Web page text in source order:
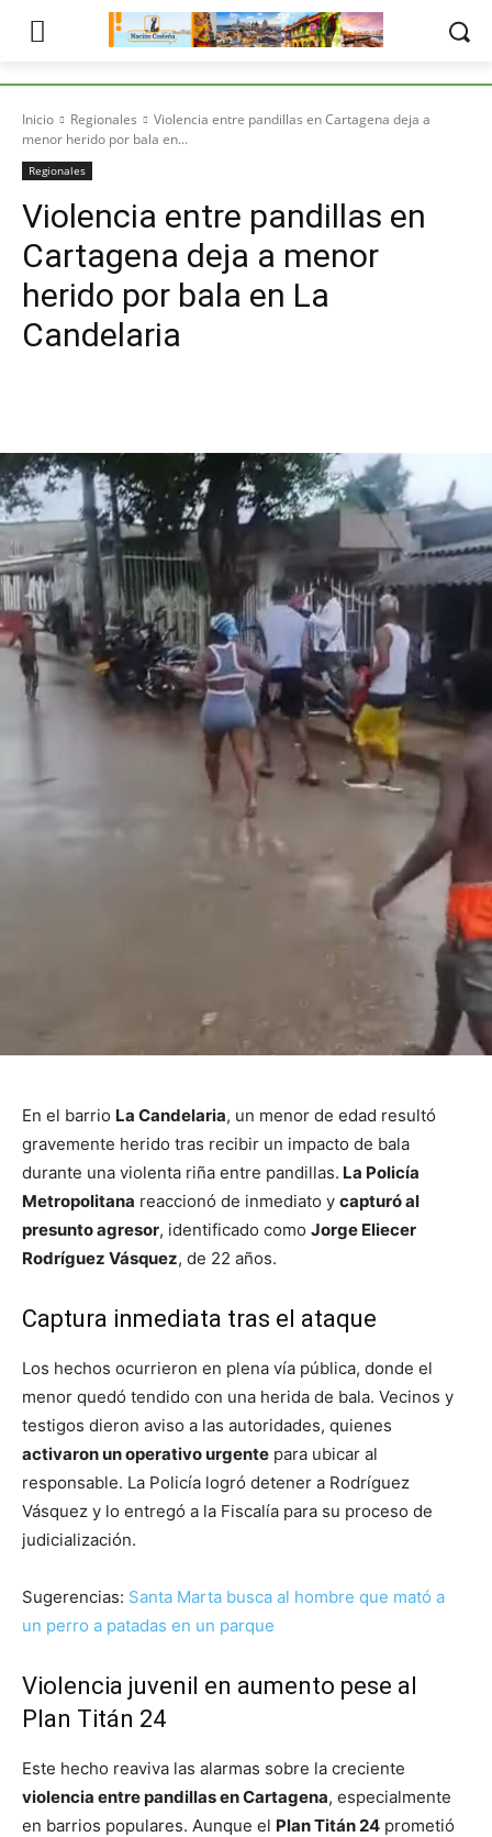
Inicio Regionales
Violencia entre pandillas en Cartagena deja a
menor herido por bala en...
Regionales
Violencia entre pandillas en
Cartagena deja a menor
herido por bala en La
Candelaria
En el barrio La Candelaria, un menor de edad resultó
gravemente herido tras recibir un impacto de bala
durante una violenta riña entre pandillas. La Policía
Metropolitana reaccionó de inmediato y capturó al
presunto agresor, identificado como Jorge Eliecer
Rodríguez Vásquez, de 22 años.
Captura inmediata tras el ataque
Los hechos ocurrieron en plena vía pública, donde el
menor quedó tendido con una herida de bala. Vecinos y
testigos dieron aviso a las autoridades, quienes
activaron un operativo urgente para ubicar al
responsable. La Policía logró detener a Rodríguez
Vásquez y lo entregó a la Fiscalía para su proceso de
judicialización.
Sugerencias: Santa Marta busca al hombre que mató a
un perro a patadas en un parque
Violencia juvenil en aumento pese al
Plan Titán 24
Este hecho reaviva las alarmas sobre la creciente
violencia entre pandillas en Cartagena, especialmente
en barrios populares. Aunque el Plan Titán 24 prometió